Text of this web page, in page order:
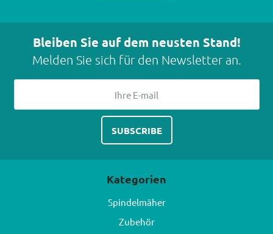
Bleiben Sie auf dem neusten Stand!
Melden Sie sich für den Newsletter an.
Kategorien
Spindelmäher
Zubehör